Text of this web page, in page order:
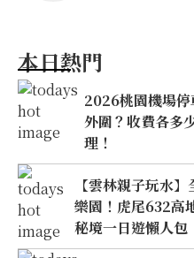
本日熱門
2026桃園機場
外圍？收費各多
理！
【雲林親子玩水
樂園！虎尾632高
秘境一日遊懶人包